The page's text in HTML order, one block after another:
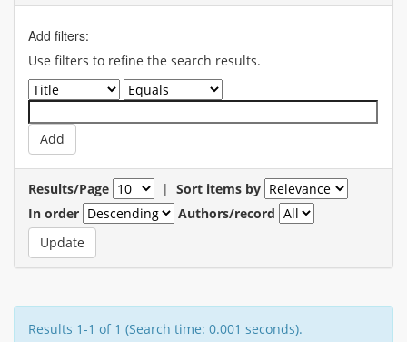
Add filters:
Use filters to refine the search results.
Results/Page | Sort items by
In order
Authors/record
Results 1-1 of 1 (Search time: 0.001 seconds).